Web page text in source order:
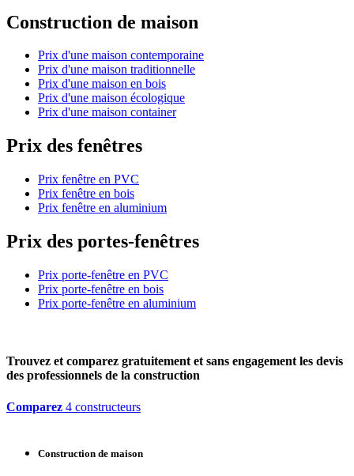
Construction de maison
Prix d'une maison contemporaine
Prix d'une maison traditionnelle
Prix d'une maison en bois
Prix d'une maison écologique
Prix d'une maison container
Prix des fenêtres
Prix fenêtre en PVC
Prix fenêtre en bois
Prix fenêtre en aluminium
Prix des portes-fenêtres
Prix porte-fenêtre en PVC
Prix porte-fenêtre en bois
Prix porte-fenêtre en aluminium
Trouvez et comparez gratuitement et sans engagement les devis
des professionnels de la construction
Comparez 4 constructeurs
Construction de maison